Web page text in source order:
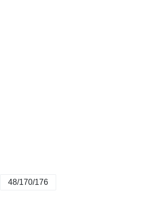
48/170/176